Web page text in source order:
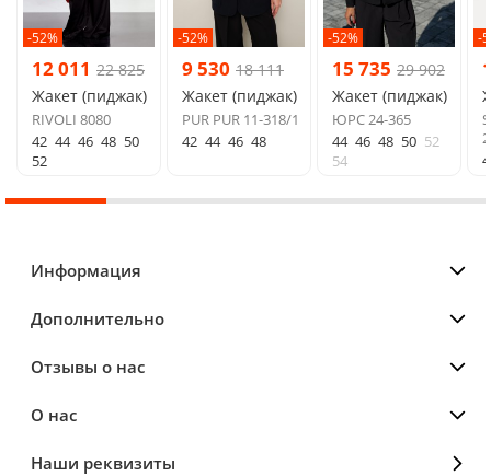
-52%
12 011 22 825
Жакет (пиджак)
RIVOLI 8080
42 44 46 48 50
52
-52%
9 530 18 111
Жакет (пиджак)
PUR PUR 11-318/1
42 44 46 48
-52%
15 735 29 902
Жакет (пиджак)
ЮРС 24-365
44 46 48 50 52
54
-
Информация
Дополнительно
Отзывы о нас
О нас
Наши реквизиты